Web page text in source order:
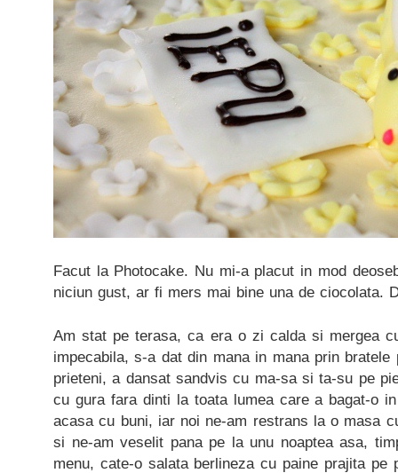
Facut la Photocake. Nu mi-a placut in mod
niciun gust, ar fi mers mai bine una de ciocolata.
Am stat pe terasa, ca era o zi calda si mergea
impecabila, s-a dat din mana in mana prin
prieteni, a dansat sandvis cu ma-sa si ta-su pe
cu gura fara dinti la toata lumea care a bagat-o
acasa cu buni, iar noi ne-am restrans la o masa
si ne-am veselit pana pe la unu noaptea asa,
menu, cate-o salata berlineza cu paine prajita pe